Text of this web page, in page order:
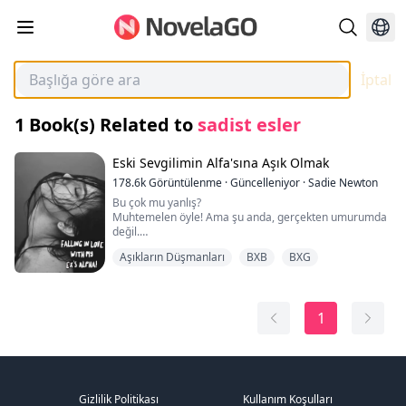
İptal
1 Book(s) Related to sadist esler
Eski Sevgilimin Alfa'sına Aşık Olmak
178.6kGörüntülenme ·Güncelleniyor ·Sadie Newton
Bu çok mu yanlış?
Muhtemelen öyle! Ama şu anda, gerçekten umurumda
değil.
bacaklarımın arasına yerleşti. Derin bir nefes alarak
bu da benden bir çığlık kopardı ve vajinamda kıvılcımlar
Bu anda kontrolümü kaybetmemi kim gerçekten
Beni yaladı ve bir inlemeyi tutamadım.
Aşıkların Düşmanları BXB BXG
1
Gizlilik Politikası Kullanım Koşulları